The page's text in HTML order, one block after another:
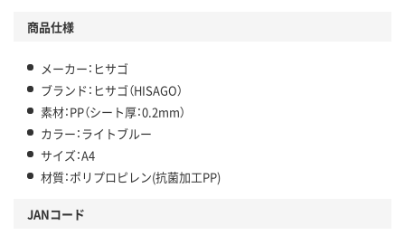
商品仕様
メーカー：ヒサゴ
ブランド：ヒサゴ（HISAGO）
素材：PP（シート厚：0.2mm）
カラー：ライトブルー
サイズ：A4
材質：ポリプロピレン(抗菌加工PP)
JANコード